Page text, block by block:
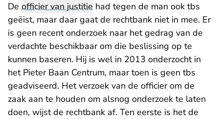
De officier van justitie had tegen de man ook tbs
geëist, maar daar gaat de rechtbank niet in mee. Er
is geen recent onderzoek naar het gedrag van de
verdachte beschikbaar om die beslissing op te
kunnen baseren. Hij is wel in 2013 onderzocht in
het Pieter Baan Centrum, maar toen is geen tbs
geadviseerd. Het verzoek van de officier om de
zaak aan te houden om alsnog onderzoek te laten
doen, wijst de rechtbank af. Ten eerste is het de